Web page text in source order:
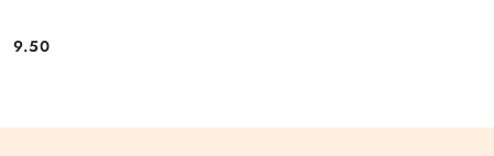
Cena:
9.50